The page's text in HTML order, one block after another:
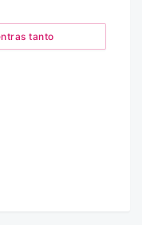
tanto